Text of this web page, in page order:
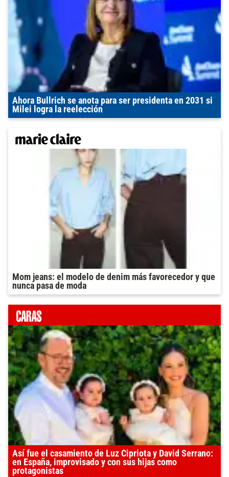
Ahora Bullrich se anota para ser presidenta en 2031 si
Milei logra la reelección
Mom jeans: el modelo de denim más favorecedor y que
nunca pasa de moda
Así fue el casamiento de Luz Cipriota y David Serrano:
en España, improvisado y con sus hijas como
protagonistas